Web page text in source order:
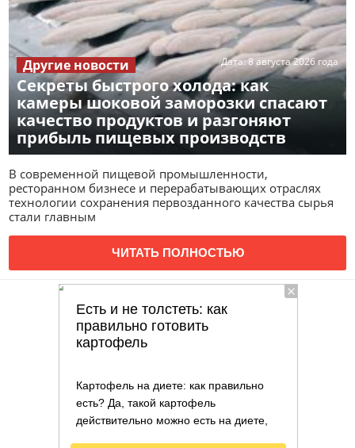
Секреты быстрого холода: как
камеры шоковой заморозки спасают
качество продуктов и разгоняют
прибыль пищевых производств
Дата:8 августа 2026 года
Другие новости
В современной пищевой промышленности,
ресторанном бизнесе и перерабатывающих отраслях
технологии сохранения первозданного качества сырья
стали главным
ЧИТАТЬ ПОЛНОСТЬЮ